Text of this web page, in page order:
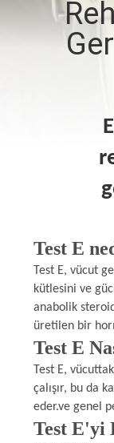
KONTROL
BIZIMLE
HABERLER
SITE
HARITASI
PRIVACY
POLICY
Test E
Test E, vücut
kütlesini ve
anabolik
üretilen bir
Test E
Test E,
çalışır, bu da
eder.ve genel
Test E'yi